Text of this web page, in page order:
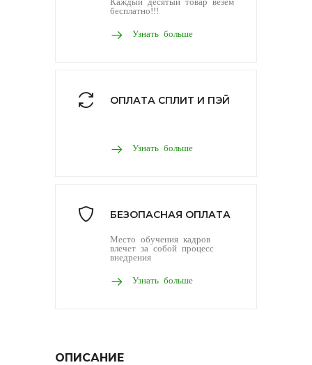
бесплатно!!!
Узнать больше
ОПЛАТА СПЛИТ И ПЭЙ
Узнать больше
БЕЗОПАСНАЯ ОПЛАТА
Место обучения кадров
влечет за собой процесс
внедрения
Узнать больше
ОПИСАНИЕ